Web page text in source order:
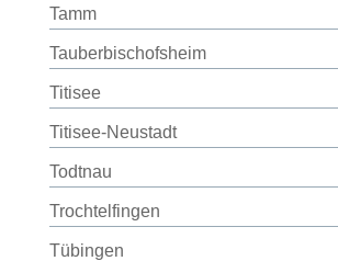
Tamm
Tauberbischofsheim
Titisee
Titisee-Neustadt
Todtnau
Trochtelfingen
Tübingen